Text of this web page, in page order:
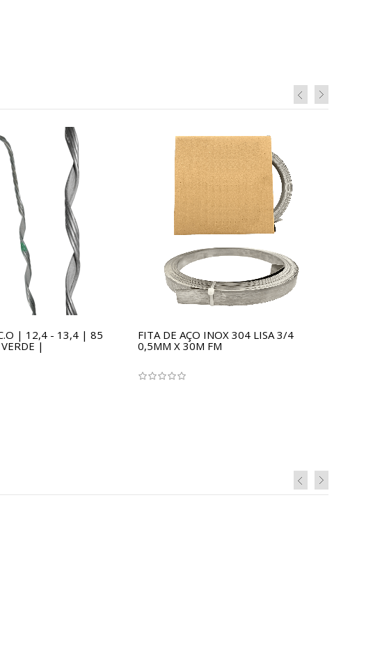
| 12,4 - 13,4 | 85
|
FITA DE AÇO INOX 304 LISA 3/4
0,5MM X 30M FM